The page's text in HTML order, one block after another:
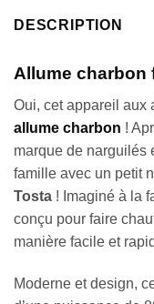
DESCRIPTION
Allume charbon
Oui, cet appareil aux
allume charbon !
marque de narguilés
famille avec un petit
Tosta ! Imaginé à la
conçu pour faire
manière facile et
Moderne et design,